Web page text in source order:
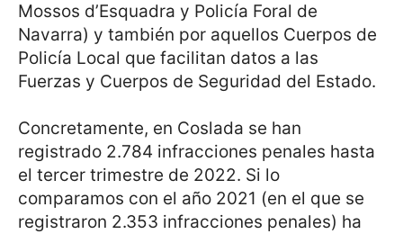
Mossos d’Esquadra y Policía Foral de
Navarra) y también por aquellos Cuerpos de
Policía Local que facilitan datos a las
Fuerzas y Cuerpos de Seguridad del Estado.
Concretamente, en Coslada se han
registrado 2.784 infracciones penales hasta
el tercer trimestre de 2022. Si lo
comparamos con el año 2021 (en el que se
registraron 2.353 infracciones penales) ha